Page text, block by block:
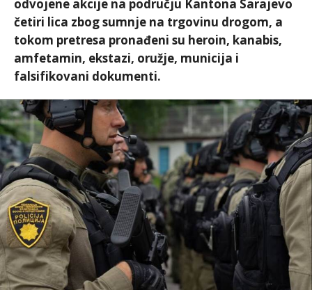
odvojene akcije na području Kantona Sarajevo
četiri lica zbog sumnje na trgovinu drogom, a
tokom pretresa pronađeni su heroin, kanabis,
amfetamin, ekstazi, oružje, municija i
falsifikovani dokumenti.